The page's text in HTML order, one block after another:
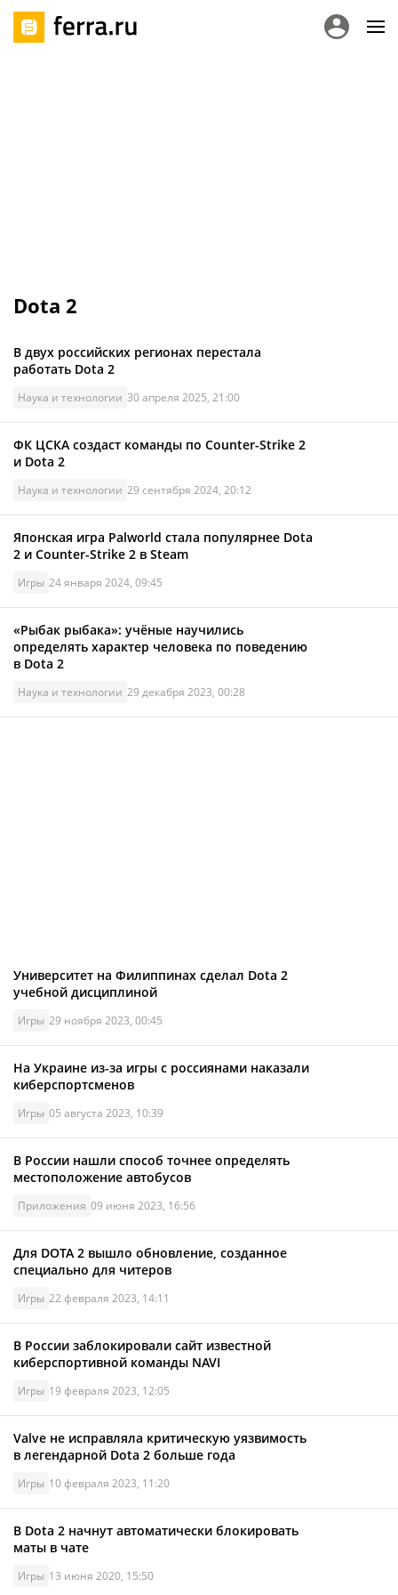
Dota 2
В двух российских регионах перестала
работать Dota 2
Наука и технологии 30 апреля 2025, 21:00
ФК ЦСКА создаст команды по Counter-Strike 2
и Dota 2
Наука и технологии 29 сентября 2024, 20:12
Японская игра Palworld стала популярнее Dota
2 и Counter-Strike 2 в Steam
Игры 24 января 2024, 09:45
«Рыбак рыбака»: учёные научились
определять характер человека по поведению
в Dota 2
Наука и технологии 29 декабря 2023, 00:28
Университет на Филиппинах сделал Dota 2
учебной дисциплиной
Игры 29 ноября 2023, 00:45
На Украине из-за игры с россиянами наказали
киберспортсменов
Игры 05 августа 2023, 10:39
В России нашли способ точнее определять
местоположение автобусов
Приложения 09 июня 2023, 16:56
Для DOTA 2 вышло обновление, созданное
специально для читеров
Игры 22 февраля 2023, 14:11
В России заблокировали сайт известной
киберспортивной команды NAVI
Игры 19 февраля 2023, 12:05
Valve не исправляла критическую уязвимость
в легендарной Dota 2 больше года
Игры 10 февраля 2023, 11:20
В Dota 2 начнут автоматически блокировать
маты в чате
Игры 13 июня 2020, 15:50